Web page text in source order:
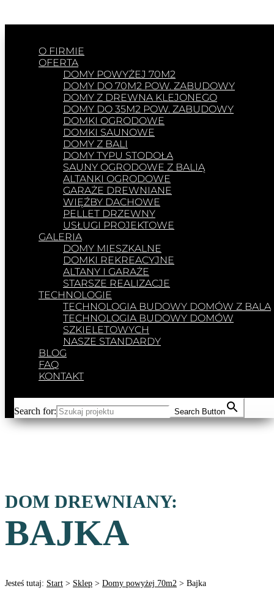
O FIRMIE
OFERTA
DOMY POWYŻEJ 70M2
DOMY DO 70M2 POW. ZABUDOWY
DOMY Z DREWNA KLEJONEGO
DOMY DO 35M2 POW. ZABUDOWY
DOMKI OGRODOWE
DOMKI SAUNOWE
DOMY Z BALI
DOMY TYPU STODOŁA
SAUNY OGRODOWE Z BALIĄ
ALTANKI OGRODOWE
GARAŻE DREWNIANE
WIĘŹBY DACHOWE
PELLET DRZEWNY
USŁUGI PROJEKTOWE
GALERIA
DOMY MIESZKALNE
DOMKI REKREACYJNE
ALTANY I GARAŻE
STARSZE REALIZACJE
TECHNOLOGIE
TECHNOLOGIA BUDOWY DOMÓW Z BALA
TECHNOLOGIA BUDOWY DOMÓW
SZKIELETOWYCH
NASZE STANDARDY
BLOG
FAQ
KONTAKT
Search for: Search Button
DOM DREWNIANY:
BAJKA
Jesteś tutaj: Start > Sklep > Domy powyżej 70m2 > Bajka